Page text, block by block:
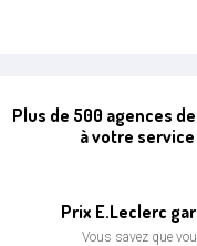
Plus de 500 agences
à votre service
Prix E.Leclerc
Vous savez que